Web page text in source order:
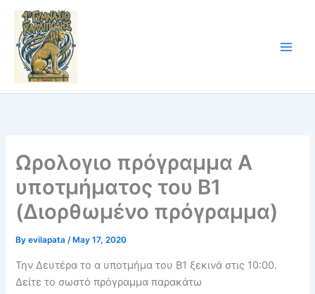
Skip
content
Ωρολογιο πρόγραμμα Α
υποτμήματος του Β1
(Διορθωμένο πρόγραμμα)
Byevilapata/ May 17, 2020
Την Δευτέρα το α υποτμήμα του Β1 ξεκινά στις 10:00.
Δείτε το σωστό πρόγραμμα παρακάτω